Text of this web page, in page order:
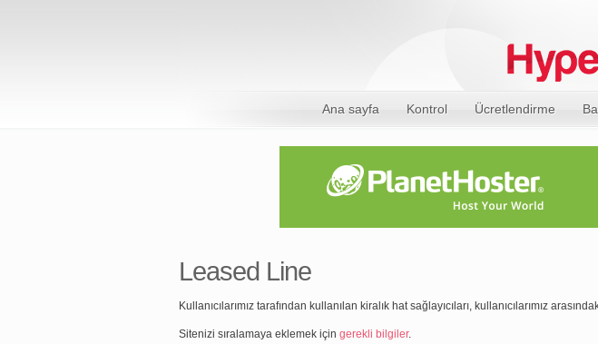
Ana sayfa Kontrol Ücretlendirme
Leased Line
Kullanıcılarımız tarafından kullanılan kiralık hat sağlayıcıları, kullanıcılarımız
Sitenizi sıralamaya eklemek için gerekli bilgiler.